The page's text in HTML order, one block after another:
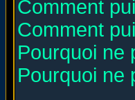
Comment
Comment
Pourquoi ne
Pourquoi ne